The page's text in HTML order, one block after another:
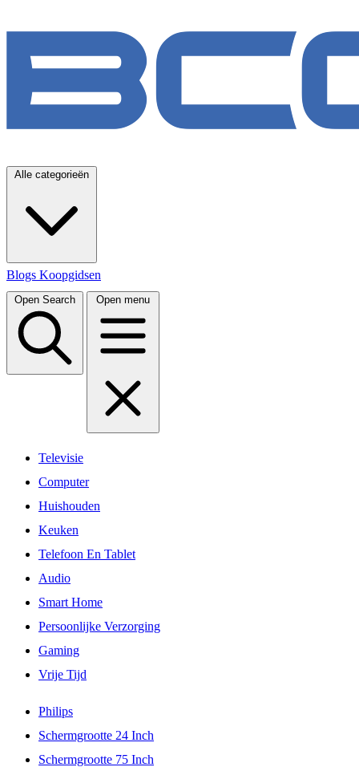
Alle categorieën
Blogs Koopgidsen
Open Search Open menu
Televisie
Computer
Huishouden
Keuken
Telefoon En Tablet
Audio
Smart Home
Persoonlijke Verzorging
Gaming
Vrije Tijd
Philips
Schermgrootte 24 Inch
Schermgrootte 75 Inch